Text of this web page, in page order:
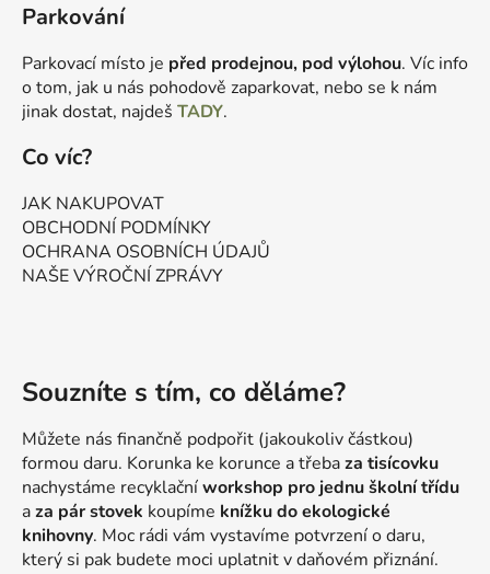
Parkování
Parkovací místo je před prodejnou, pod výlohou. Víc info
o tom, jak u nás pohodově zaparkovat, nebo se k nám
jinak dostat, najdeš TADY.
Co víc?
JAK NAKUPOVAT
OBCHODNÍ PODMÍNKY
OCHRANA OSOBNÍCH ÚDAJŮ
NAŠE VÝROČNÍ ZPRÁVY
Souzníte s tím, co děláme?
Můžete nás finančně podpořit (jakoukoliv částkou)
formou daru. Korunka ke korunce a třebaza tisícovku
nachystáme recyklačníworkshop pro jednu školní třídu
aza pár stovek koupíme knížku do ekologické
knihovny. Moc rádi vám vystavíme potvrzení o daru,
který si pak budete moci uplatnit v daňovém přiznání.